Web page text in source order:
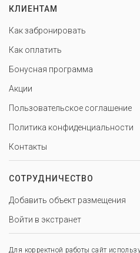
КЛИЕНТАМ
Как забронировать
Как оплатить
Бонусная программа
Акции
Пользовательское соглашение
Политика конфиденциальности
Контакты
СОТРУДНИЧЕСТВО
Добавить объект размещения
Войти в экстранет
Для корректной работы сайт